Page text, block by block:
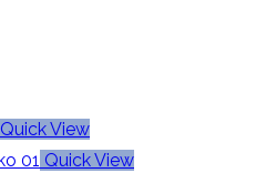
Quick View
Quick View